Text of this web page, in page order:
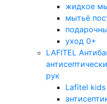
жидкое
мытьё
уход 0+
LAFITEL
рук
Lafitel kids